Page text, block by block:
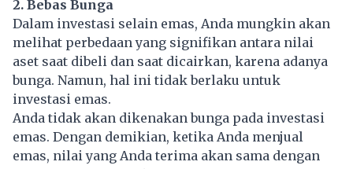
2. Bebas Bunga
Dalam investasi selain emas, Anda mungkin akan
melihat perbedaan yang signifikan antara nilai
aset saat dibeli dan saat dicairkan, karena adanya
bunga. Namun, hal ini tidak berlaku untuk
investasi emas.
Anda tidak akan dikenakan bunga pada investasi
emas. Dengan demikian, ketika Anda menjual
emas, nilai yang Anda terima akan sama dengan